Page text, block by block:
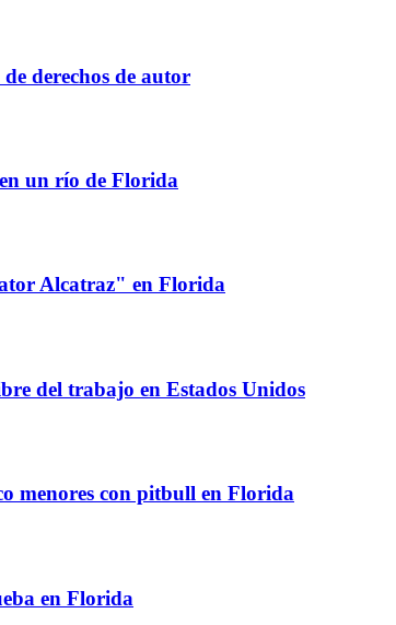
derechos de autor
un río de Florida
Alcatraz" en Florida
del trabajo en Estados Unidos
menores con pitbull en Florida
en Florida